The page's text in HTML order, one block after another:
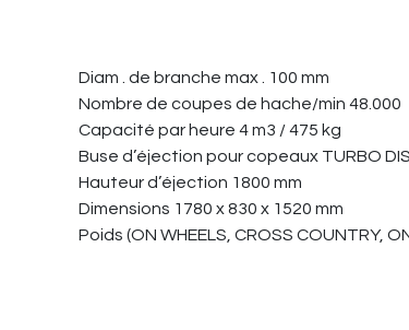
Diam . de branche max . 100 mm
Nombre de coupes de hache/min 48.000
Capacité par heure 4 m3 / 475 kg
Buse d’éjection pour copeaux TURBO
Hauteur d’éjection 1800 mm
Dimensions 1780 x 830 x 1520 mm
Poids (ON WHEELS, CROSS COUNTRY,